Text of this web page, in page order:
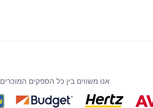
אנו משווים בין כל הספקים המוכרים